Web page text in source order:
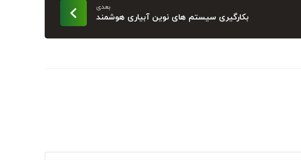
بعدی
بکارگیری سیستم های نوین آبیاری هوشمند